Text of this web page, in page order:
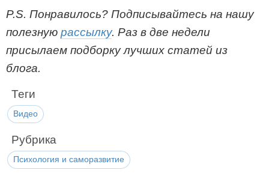
P.S. Понравилось? Подписывайтесь на нашу
полезную рассылку. Раз в две недели
присылаем подборку лучших статей из
блога.
Теги
Видео
Рубрика
Психология и саморазвитие